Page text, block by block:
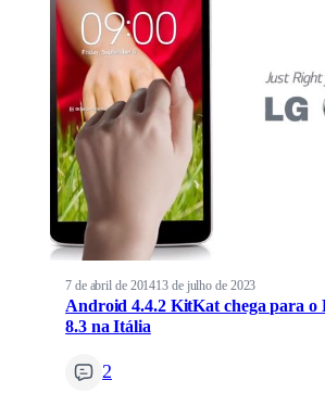
7 de abril de 201413 de julho de 2023
Android 4.4.2 KitKat chega para o
8.3 na Itália
2